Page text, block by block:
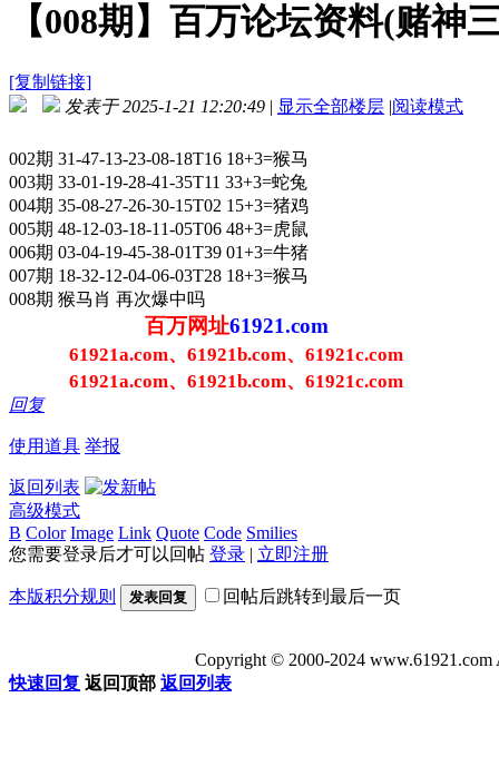
【008期】百万论坛资料(赌神
[复制链接]
发表于 2025-1-21 12:20:49 | 显示全部楼层 |阅读模式
002期 31-47-13-23-08-18T16 18+3=猴马
003期 33-01-19-28-41-35T11 33+3=蛇兔
004期 35-08-27-26-30-15T02 15+3=猪鸡
005期 48-12-03-18-11-05T06 48+3=虎鼠
006期 03-04-19-45-38-01T39 01+3=牛猪
007期 18-32-12-04-06-03T28 18+3=猴马
008期 猴马肖 再次爆中吗
百万网址61921.com
61921a.com、61921b.com、61921c.com
61921a.com、61921b.com、61921c.com
回复
使用道具 举报
返回列表
高级模式
B Color Image Link Quote Code Smilies
您需要登录后才可以回帖 登录 | 立即注册
本版积分规则 发表回复 回帖后跳转到最后一页
Copyright © 2000-2024
快速回复 返回顶部 返回列表